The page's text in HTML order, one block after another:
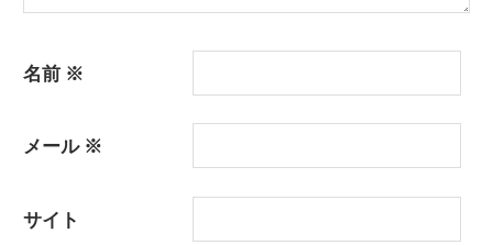
名前 ※
メール ※
サイト